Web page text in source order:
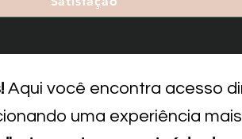
Aqui você encontra acesso
uma experiência